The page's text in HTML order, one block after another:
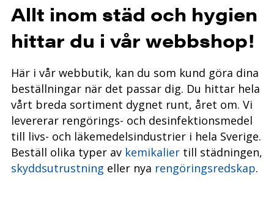
Allt inom städ och hygien
hittar du i vår webbshop!
Här i vår webbutik, kan du som kund göra dina
beställningar när det passar dig. Du hittar hela
vårt breda sortiment dygnet runt, året om. Vi
levererar rengörings- och desinfektionsmedel
till livs- och läkemedelsindustrier i hela Sverige.
Beställ olika typer av kemikaliertill städningen,
skyddsutrustning eller nya rengöringsredskap.